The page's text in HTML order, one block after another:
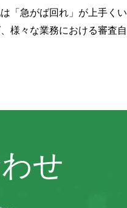
「急がば回れ」が上手く
様々な業務における審査
せ